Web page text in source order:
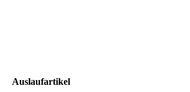
Auslaufartikel